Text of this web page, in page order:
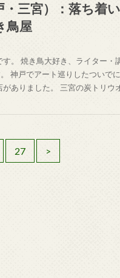
三宮）：落ち着
鳥屋
。 焼き鳥大好き、ライター・
神戸でアート巡りしたついで
ありました。 三宮の炭トリウ
27 >